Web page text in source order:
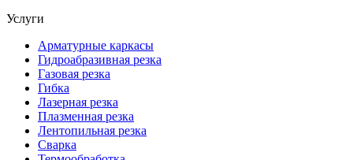
Услуги
Арматурные каркасы
Гидроабразивная резка
Газовая резка
Гибка
Лазерная резка
Плазменная резка
Лентопильная резка
Сварка